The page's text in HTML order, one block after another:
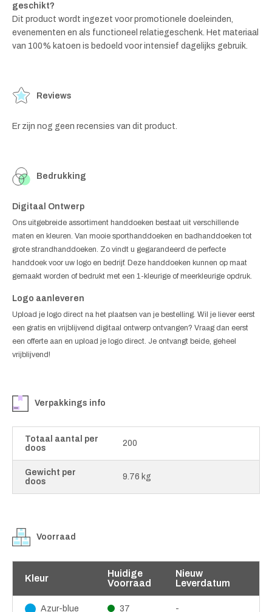
geschikt?
Dit product wordt ingezet voor promotionele doeleinden,
evenementen en als functioneel relatiegeschenk. Het materiaal
van 100% katoen is bedoeld voor intensief dagelijks gebruik.
Reviews
Er zijn nog geen recensies van dit product.
Bedrukking
Digitaal Ontwerp
Ons uitgebreide assortiment handdoeken bestaat uit verschillende
maten en kleuren. Van mooie sporthanddoeken en badhanddoeken tot
grote strandhanddoeken. Zo vindt u gegarandeerd de perfecte
handdoek voor uw logo en bedrijf. Deze handdoeken kunnen op maat
gemaakt worden of bedrukt met een 1-kleurige of meerkleurige opdruk.
Logo aanleveren
Upload je logo direct na het plaatsen van je bestelling. Wil je liever eerst
een gratis en vrijblijvend digitaal ontwerp ontvangen? Vraag dan eerst
een offerte aan en upload je logo direct. Je ontvangt beide, geheel
vrijblijvend!
Verpakkings info
Totaal aantal per
doos
200
Gewicht per
doos
9.76 kg
Voorraad
Kleur
Huidige
Voorraad
Nieuw
Leverdatum
Azur-blue 37 -